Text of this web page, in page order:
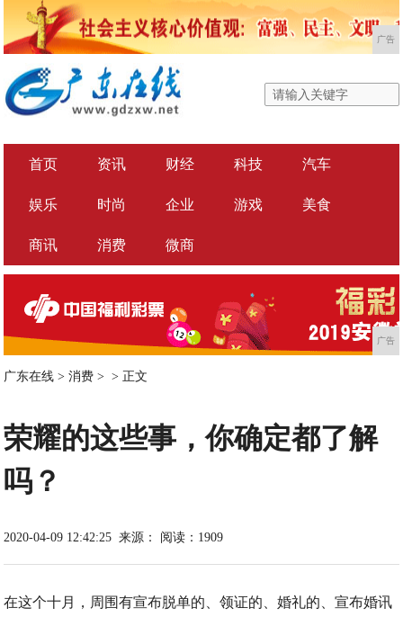
广告
首页 资讯 财经 科技 汽车
娱乐 时尚 企业 游戏 美食
商讯 消费 微商
广告
广东在线 >消费 > > 正文
荣耀的这些事，你确定都了解
吗？
2020-04-09 12:42:25 来源： 阅读：1909
在这个十月，周围有宣布脱单的、领证的、婚礼的、宣布婚讯